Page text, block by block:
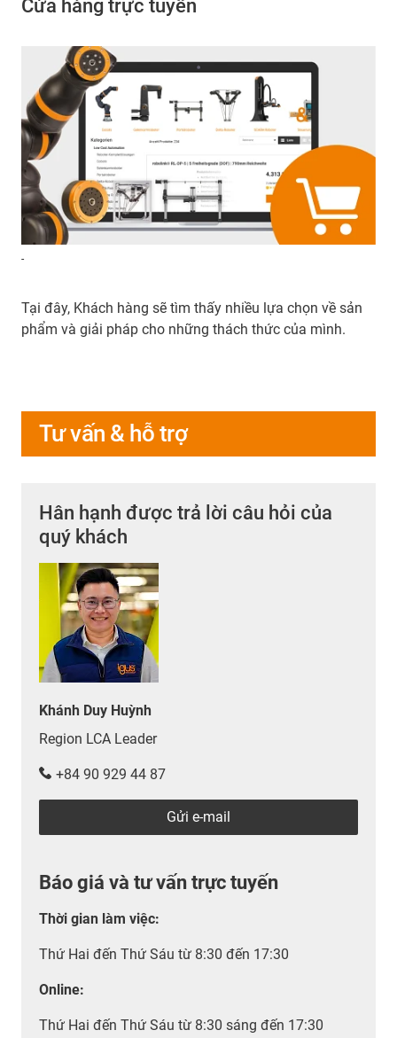
Cửa hàng trực tuyến
-
Tại đây, Khách hàng sẽ tìm thấy nhiều lựa chọn về sản
phẩm và giải pháp cho những thách thức của mình.
Tư vấn & hỗ trợ
Hân hạnh được trả lời câu hỏi của
quý khách
Khánh Duy Huỳnh
Region LCA Leader
+84 90 929 44 87
Gửi e-mail
Báo giá và tư vấn trực tuyến
Thời gian làm việc:
Thứ Hai đến Thứ Sáu từ 8:30 đến 17:30
Online:
Thứ Hai đến Thứ Sáu từ 8:30 sáng đến 17:30